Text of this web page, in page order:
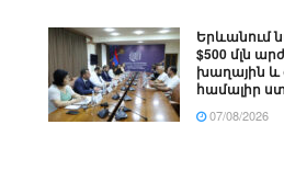
Երևանում
$500 մլն
խաղային և
համալիր
07/08/2026